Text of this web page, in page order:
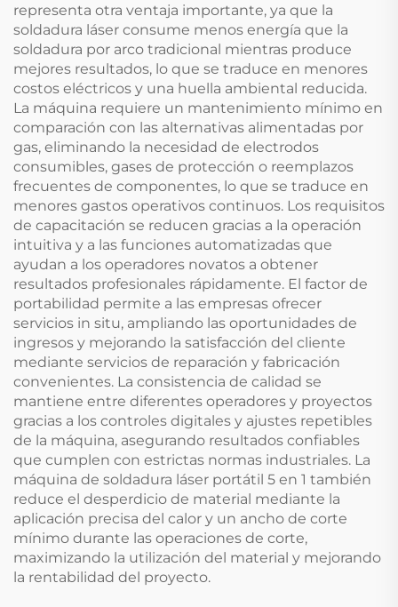
representa otra ventaja importante, ya que la
soldadura láser consume menos energía que la
soldadura por arco tradicional mientras produce
mejores resultados, lo que se traduce en menores
costos eléctricos y una huella ambiental reducida.
La máquina requiere un mantenimiento mínimo en
comparación con las alternativas alimentadas por
gas, eliminando la necesidad de electrodos
consumibles, gases de protección o reemplazos
frecuentes de componentes, lo que se traduce en
menores gastos operativos continuos. Los requisitos
de capacitación se reducen gracias a la operación
intuitiva y a las funciones automatizadas que
ayudan a los operadores novatos a obtener
resultados profesionales rápidamente. El factor de
portabilidad permite a las empresas ofrecer
servicios in situ, ampliando las oportunidades de
ingresos y mejorando la satisfacción del cliente
mediante servicios de reparación y fabricación
convenientes. La consistencia de calidad se
mantiene entre diferentes operadores y proyectos
gracias a los controles digitales y ajustes repetibles
de la máquina, asegurando resultados confiables
que cumplen con estrictas normas industriales. La
máquina de soldadura láser portátil 5 en 1 también
reduce el desperdicio de material mediante la
aplicación precisa del calor y un ancho de corte
mínimo durante las operaciones de corte,
maximizando la utilización del material y mejorando
la rentabilidad del proyecto.